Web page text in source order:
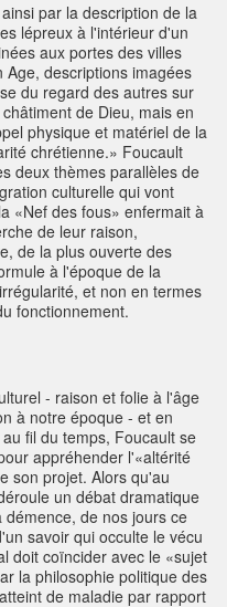
par la description de la
lépreux à l'intérieur d'un
aux portes des villes
descriptions imagées
du regard des autres sur
de Dieu, mais en
physique et matériel de la
chrétienne.» Foucault
deux thèmes parallèles de
culturelle qui vont
«Nef des fous» enfermait à
de leur raison,
de la plus ouverte des
à l'époque de la
et non en termes
fonctionnement.
- raison et folie à l'âge
à notre époque - et en
fil du temps, Foucault se
appréhender l'«altérité
son projet. Alors qu'au
un débat dramatique
de nos jours ce
savoir qui occulte le vécu
doit coïncider avec le «sujet
la philosophie politique des
de maladie par rapport